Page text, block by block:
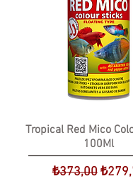
Tropical Red Mico
100Ml
Normal Fiyat
₺373,00